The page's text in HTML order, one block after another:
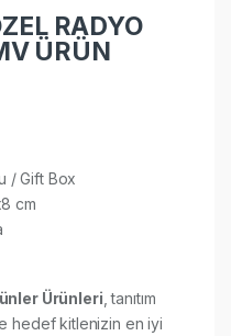
RADYO
ÜRÜN
/ Gift Box
cm
Ürünleri , tanıtım
hedef kitlenizin en iyi